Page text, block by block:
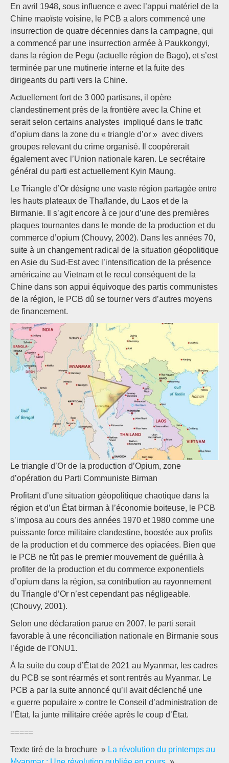
En avril 1948, sous influence e avec l’appui matériel de la
Chine maoïste voisine, le PCB a alors commencé une
insurrection de quatre décennies dans la campagne, qui
a commencé par une insurrection armée à Paukkongyi,
dans la région de Pegu (actuelle région de Bago), et s’est
terminée par une mutinerie interne et la fuite des
dirigeants du parti vers la Chine.
Actuellement fort de 3 000 partisans, il opère
clandestinement près de la frontière avec la Chine et
serait selon certains analystes impliqué dans le trafic
d’opium dans la zone du « triangle d’or » avec divers
groupes relevant du crime organisé. Il coopérerait
également avec l’Union nationale karen. Le secrétaire
général du parti est actuellement Kyin Maung.
Le Triangle d’Or désigne une vaste région partagée entre
les hauts plateaux de Thaïlande, du Laos et de la
Birmanie. Il s’agit encore à ce jour d’une des premières
plaques tournantes dans le monde de la production et du
commerce d’opium (Chouvy, 2002). Dans les années 70,
suite à un changement radical de la situation géopolitique
en Asie du Sud-Est avec l’intensification de la présence
américaine au Vietnam et le recul conséquent de la
Chine dans son appui équivoque des partis communistes
de la région, le PCB dû se tourner vers d’autres moyens
de financement.
Le triangle d’Or de la production d’Opium, zone
d’opération du Parti Communiste Birman
Profitant d’une situation géopolitique chaotique dans la
région et d’un État birman à l’économie boiteuse, le PCB
s’imposa au cours des années 1970 et 1980 comme une
puissante force militaire clandestine, boostée aux profits
de la production et du commerce des opiacées. Bien que
le PCB ne fût pas le premier mouvement de guérilla à
profiter de la production et du commerce exponentiels
d’opium dans la région, sa contribution au rayonnement
du Triangle d’Or n’est cependant pas négligeable.
(Chouvy, 2001).
Selon une déclaration parue en 2007, le parti serait
favorable à une réconciliation nationale en Birmanie sous
l’égide de l’ONU1.
À la suite du coup d’État de 2021 au Myanmar, les cadres
du PCB se sont réarmés et sont rentrés au Myanmar. Le
PCB a par la suite annoncé qu’il avait déclenché une
« guerre populaire » contre le Conseil d’administration de
l’État, la junte militaire créée après le coup d’État.
=====
Texte tiré de la brochure » La révolution du printemps au